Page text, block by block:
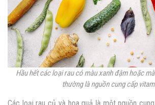
Hầu hết các loại rau có màu xanh đậm hoặc
thường là nguồn cung cấp